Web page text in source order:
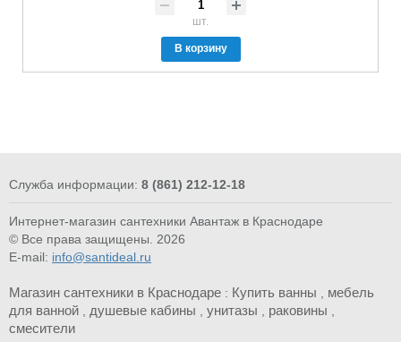
шт.
В корзину
Служба информации: 8 (861) 212-12-18
Интернет-магазин сантехники Авантаж в Краснодаре
© Все права защищены. 2026
E-mail: info@santideal.ru
Магазин сантехники в Краснодаре : Купить ванны
мебель
для ванной
душевые кабины унитазы раковины
смесители